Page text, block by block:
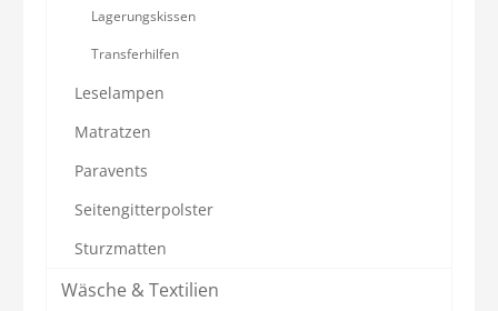
Lagerungskissen
Transferhilfen
Leselampen
Matratzen
Paravents
Seitengitterpolster
Sturzmatten
Wäsche & Textilien